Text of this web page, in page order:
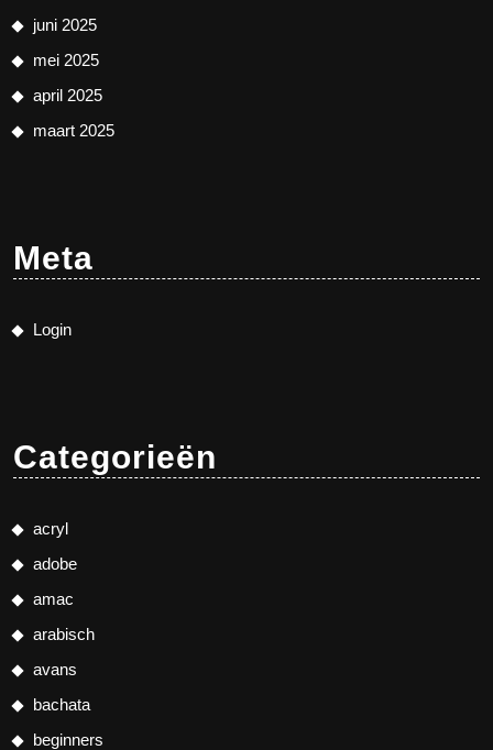
juni 2025
mei 2025
april 2025
maart 2025
Meta
Login
Categorieën
acryl
adobe
amac
arabisch
avans
bachata
beginners